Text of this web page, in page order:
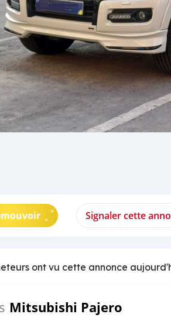
Signaler cette
ont vu cette annonce
Mitsubishi Pajero